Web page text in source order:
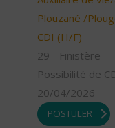
Plouzané /
CDI (H/F)
29 - Finistère
Possibilité de
20/04/2026
POSTULER